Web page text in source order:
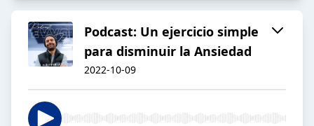
Podcast: Un ejercicio simple
para disminuir la Ansiedad
2022-10-09